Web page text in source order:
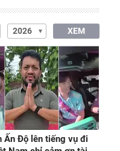
XEM
Ấn Độ lên tiếng vụ đi